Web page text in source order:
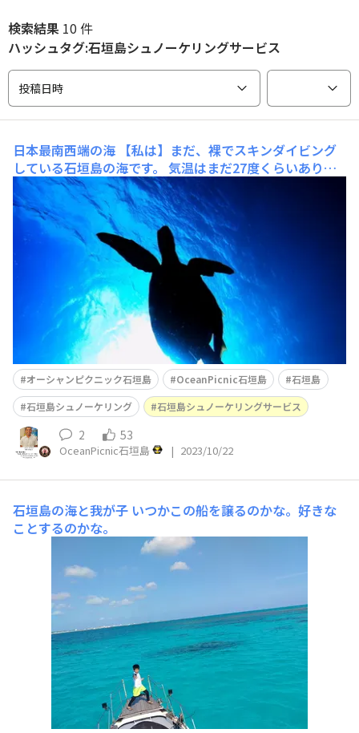
検索結果 10 件
ハッシュタグ:石垣島シュノーケリングサービス
投稿日時
日本最南西端の海 【私は】まだ、裸でスキンダイビング
している石垣島の海です。 気温はまだ27度くらいあり、
春と、この時期が本州との気温差が一番高いです。 ちな
みに、アオウミガメです。 水深は7m
オーシャンピクニック石垣島 OceanPicnic石垣島
石垣島
石垣島シュノーケリング
石垣島シュノーケリングサービス
2 53
OceanPicnic石垣島 | 2023/10/22
石垣島の海と我が子 いつかこの船を譲るのかな。好きな
ことするのかな。